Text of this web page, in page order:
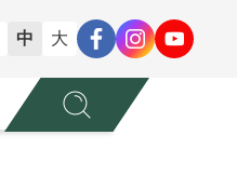
中 大